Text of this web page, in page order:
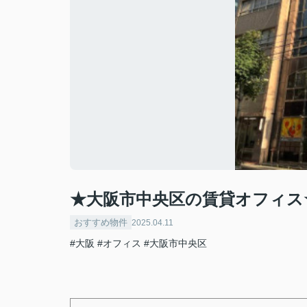
★大阪市中央区の賃貸オフィ
おすすめ物件 2025.04.11
#大阪 #オフィス #大阪市中央区